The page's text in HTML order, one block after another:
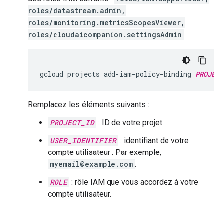
roles/datastream.admin,
roles/monitoring.metricsScopesViewer,
roles/cloudaicompanion.settingsAdmin
gcloud projects add-iam-policy-binding
Remplacez les éléments suivants :
PROJECT_ID : ID de votre projet
USER_IDENTIFIER : identifiant de votre
compte utilisateur . Par exemple,
myemail@example.com .
ROLE : rôle IAM que vous accordez à votre
compte utilisateur.